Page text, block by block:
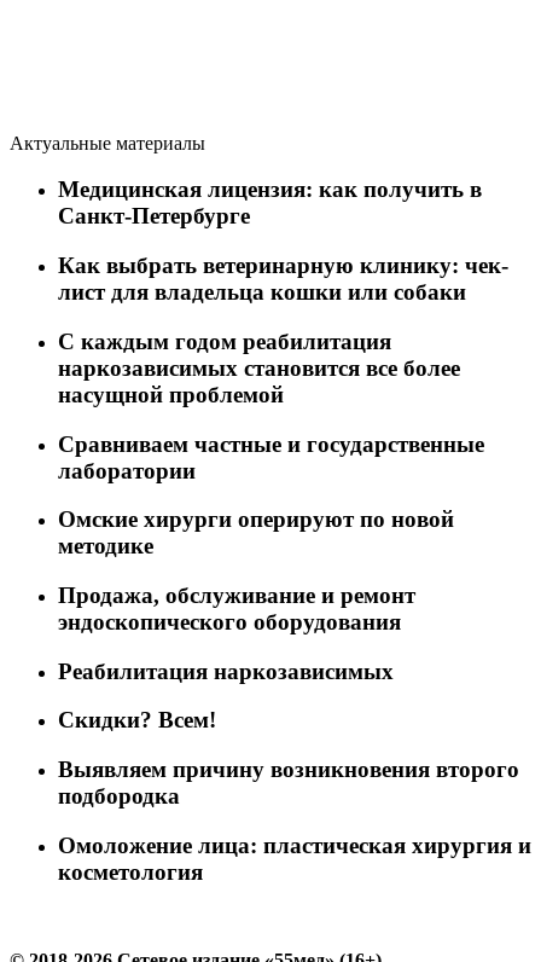
Актуальные материалы
Медицинская лицензия: как получить в
Санкт-Петербурге
Как выбрать ветеринарную клинику: чек-
лист для владельца кошки или собаки
C каждым годом реабилитация
наркозависимых становится все более
насущной проблемой
Сравниваем частные и государственные
лаборатории
Омские хирурги оперируют по новой
методике
Продажа, обслуживание и ремонт
эндоскопического оборудования
Реабилитация наркозависимых
Скидки? Всем!
Выявляем причину возникновения второго
подбородка
Омоложение лица: пластическая хирургия и
косметология